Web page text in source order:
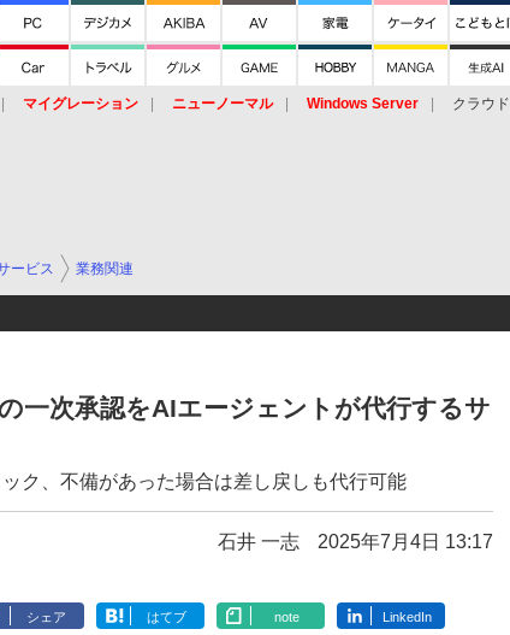
マイグレーション ニューノーマル Windows Server クラウド
ービス 業務関連
一次承認をAIエージェントが代行するサ
ク、不備があった場合は差し戻しも代行可能
石井 一志 2025年7月4日 13:17
シェア はてブ note LinkedIn